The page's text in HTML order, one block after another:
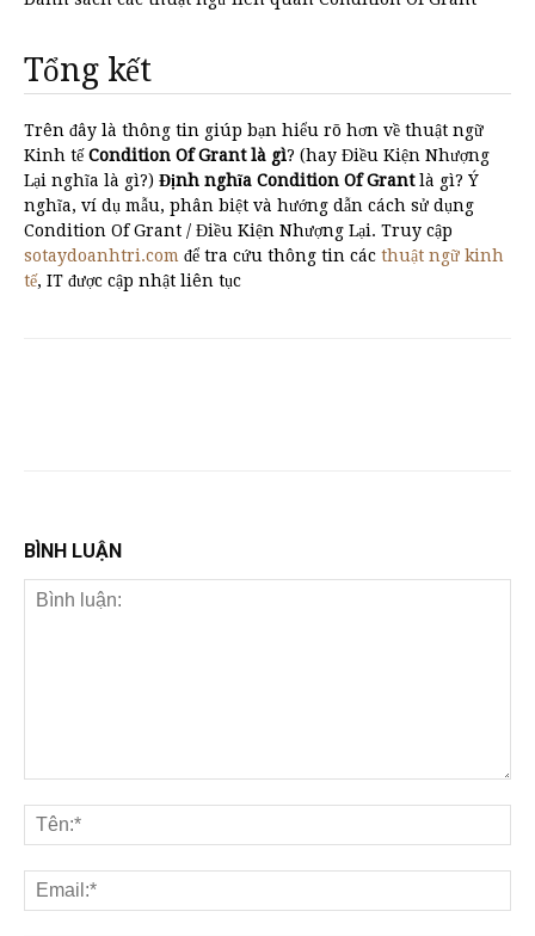
Tổng kết
Trên đây là thông tin giúp bạn hiểu rõ hơn về thuật ngữ
Kinh tếCondition Of Grant là gì? (hay Điều Kiện Nhượng
Lại nghĩa là gì?) Định nghĩa Condition Of Grantlà gì? Ý
nghĩa, ví dụ mẫu, phân biệt và hướng dẫn cách sử dụng
Condition Of Grant / Điều Kiện Nhượng Lại. Truy cập
sotaydoanhtri.com để tra cứu thông tin các thuật ngữ kinh
tế, IT được cập nhật liên tục
BÌNH LUẬN